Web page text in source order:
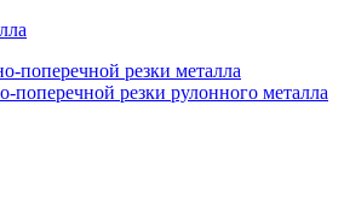
поперечной резки металла
поперечной резки рулонного металла